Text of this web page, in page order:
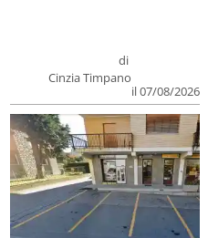
di
Cinzia Timpano
il 07/08/2026